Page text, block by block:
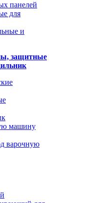
панелей
для
и
защитные
машину
варочную